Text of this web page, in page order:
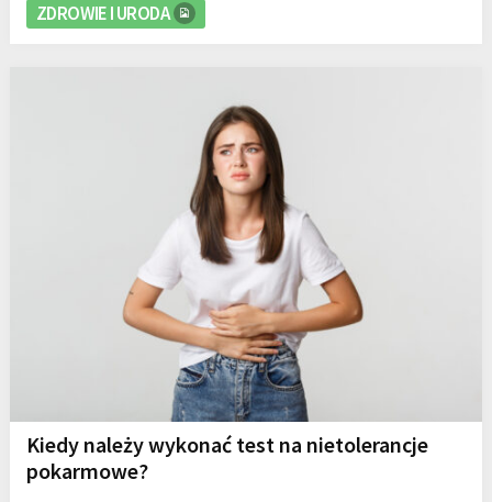
ZDROWIE I URODA
Kiedy należy wykonać test na nietolerancje
pokarmowe?